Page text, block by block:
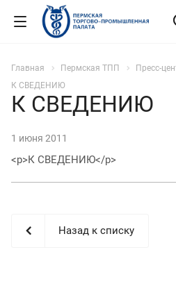
Главная Пермская ТПП Пресс-
К СВЕДЕНИЮ
К СВЕДЕНИЮ
1 июня 2011
<p>К СВЕДЕНИЮ</p>
Назад к списку